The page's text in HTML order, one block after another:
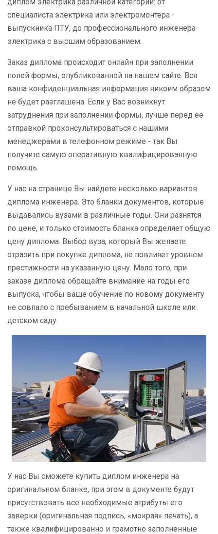
специалиста электрика или электромонтера -
выпускника ПТУ, до профессионального инженера
электрика с высшим образованием.
Заказ диплома происходит онлайн при заполнении
полей формы, опубликованной на нашем сайте. Вся
ваша конфиденциальная информация никоим образом
не будет разглашена. Если у Вас возникнут
затруднения при заполнении формы, лучше перед ее
отправкой проконсультироваться с нашими
менеджерами в телефонном режиме - так Вы
получите самую оперативную квалифицированную
помощь.
У нас на странице Вы найдете несколько вариантов
диплома инженера. Это бланки документов, которые
выдавались вузами в различные годы. Они разнятся
по цене, и только стоимость бланка определяет общую
цену диплома. Выбор вуза, который Вы желаете
отразить при покупке диплома, не повлияет уровнем
престижности на указанную цену. Мало того, при
заказе диплома обращайте внимание на годы его
выпуска, чтобы ваше обучение по новому документу
не совпало с пребыванием в начальной школе или
детском саду.
У нас Вы сможете купить диплом инженера на
оригинальном бланке, при этом в документе будут
присутствовать все необходимые атрибуты его
заверки (оригинальная подпись, «мокрая» печать), а
также квалифицированно и грамотно заполненные